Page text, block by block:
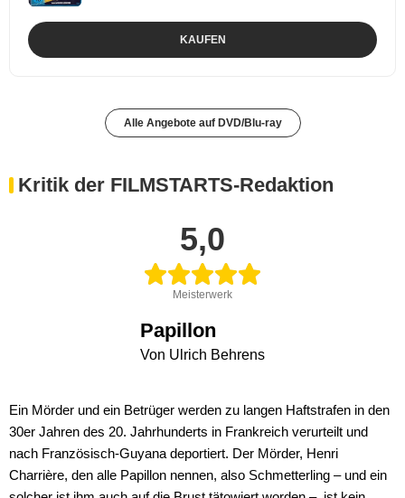
KAUFEN
Alle Angebote auf DVD/Blu-ray
Kritik der FILMSTARTS-Redaktion
5,0
Meisterwerk
Papillon
Von Ulrich Behrens
Ein Mörder und ein Betrüger werden zu langen Haftstrafen in den
30er Jahren des 20. Jahrhunderts in Frankreich verurteilt und
nach Französisch-Guyana deportiert. Der Mörder, Henri
Charrière, den alle Papillon nennen, also Schmetterling – und ein